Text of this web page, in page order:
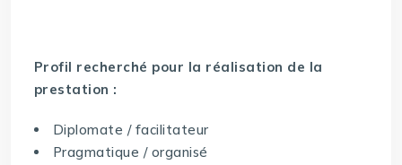
Profil recherché pour la réalisation de la
prestation :
Diplomate / facilitateur
Pragmatique / organisé